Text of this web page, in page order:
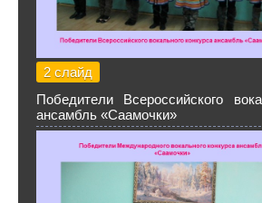
2 слайд
Победители Всероссийского
ансамбль «Саамочки»